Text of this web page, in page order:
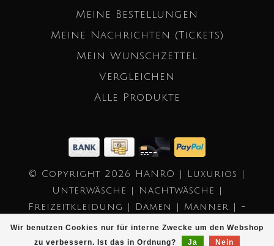
Wir benutzen Cookies nur für interne Zwecke um den Webshop
zu verbessern. Ist das in Ordnung?
Ja Nein
Meine Bestellungen
Meine Nachrichten (Tickets)
Mein Wunschzettel
Vergleichen
Alle Produkte
© Copyright 2026 HANRO | Luxuriös |
Unterwäsche | Nachtwäsche |
Freizeitkleidung | Damen | Männer | -
Powered by
Lightspeed
- Theme by
Dyvelopment